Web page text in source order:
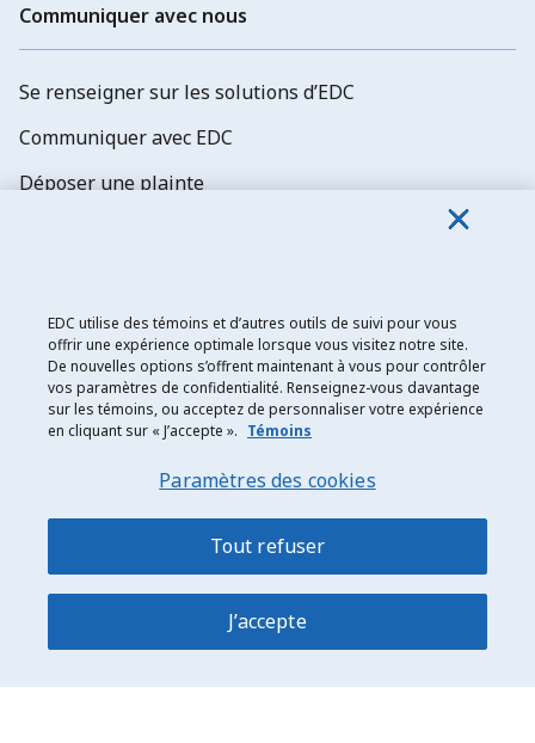
Communiquer avec nous
Se renseigner sur les solutions d’EDC
Communiquer avec EDC
Déposer une plainte
Énoncé de confidentialité
Transparence et divulgation
Plan du site
EDC utilise des témoins et d’autres outils de suivi pour vous
offrir une expérience optimale lorsque vous visitez notre site.
De nouvelles options s’offrent maintenant à vous pour contrôler
vos paramètres de confidentialité. Renseignez-vous davantage
sur les témoins, ou acceptez de personnaliser votre expérience
en cliquant sur « J’accepte ». Témoins
Paramètres des cookies
Tout refuser
J’accepte